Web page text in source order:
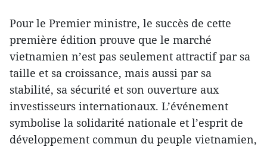
Pour le Premier ministre, le succès de cette
première édition prouve que le marché
vietnamien n’est pas seulement attractif par sa
taille et sa croissance, mais aussi par sa
stabilité, sa sécurité et son ouverture aux
investisseurs internationaux. L’événement
symbolise la solidarité nationale et l’esprit de
développement commun du peuple vietnamien,